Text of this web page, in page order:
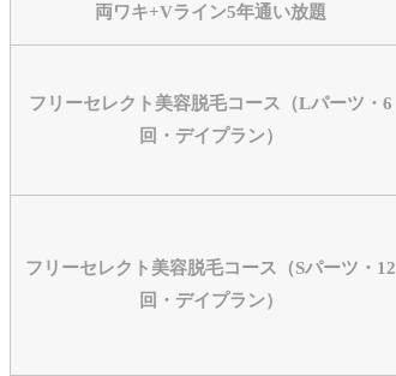
両ワキ+Vライン5年通い放題
フリーセレクト美容脱毛コース（Lパーツ・6
回・デイプラン）
フリーセレクト美容脱毛コース（Sパーツ・12
回・デイプラン）